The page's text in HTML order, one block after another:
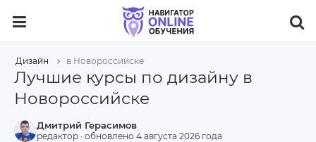
Дизайн в Новороссийске
Лучшие курсы по дизайну в
Новороссийске
Дмитрий Герасимов
редактор · обновлено 4 августа 2026 года